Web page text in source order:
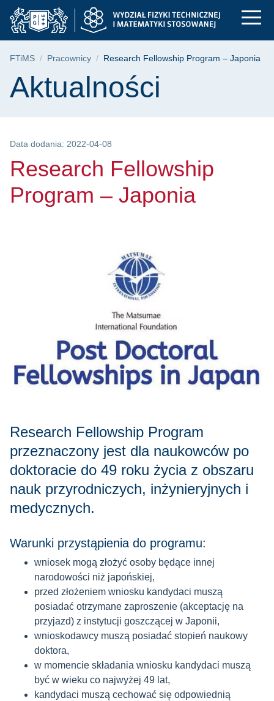
Przejdź
do
menu
Przejdź
do
wyszukiwarki
Przejdź
do
treści
Research
Ścieżka nawigacyjna
FTiMS Pracownicy Research Fellowship Program – Japonia
Treść strony
Aktualności
Data dodania: 2022-04-08
Research Fellowship
Program – Japonia
Research Fellowship Program
przeznaczony jest dla naukowców po
doktoracie do 49 roku życia z obszaru
nauk przyrodniczych, inżynieryjnych i
medycznych.
Warunki przystąpienia do programu:
wniosek mogą złożyć osoby będące innej
narodowości niż japońskiej,
przed złożeniem wniosku kandydaci muszą
posiadać otrzymane zaproszenie (akceptację na
przyjazd) z instytucji goszczącej w Japonii,
wnioskodawcy muszą posiadać stopień naukowy
doktora,
w momencie składania wniosku kandydaci muszą
być w wieku co najwyżej 49 lat,
kandydaci muszą cechować się odpowiednią